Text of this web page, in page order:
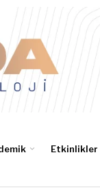
Etkinlikler